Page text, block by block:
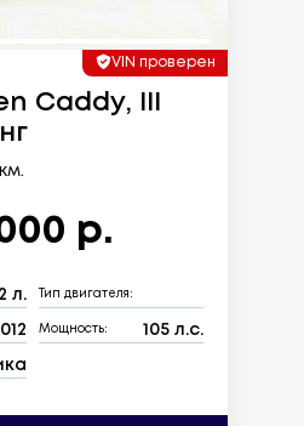
VIN проверен
Caddy, III
р.
л. Тип двигателя:
Мощность: 105 л.с.